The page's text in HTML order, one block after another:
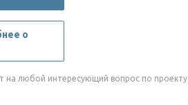
о
на любой интересующий вопрос по проекту